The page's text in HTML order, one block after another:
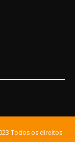
Todos os direitos